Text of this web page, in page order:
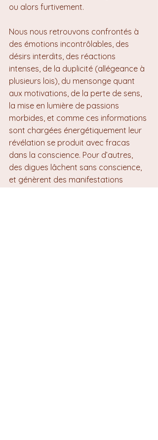
ou alors furtivement.
Nous nous retrouvons confrontés à
des émotions incontrôlables, des
désirs interdits, des réactions
intenses, de la duplicité (allégeance à
plusieurs lois), du mensonge quant
aux motivations, de la perte de sens,
la mise en lumière de passions
morbides, et comme ces informations
sont chargées énergétiquement leur
révélation se produit avec fracas
dans la conscience. Pour d’autres,
des digues lâchent sans conscience,
et génèrent des manifestations